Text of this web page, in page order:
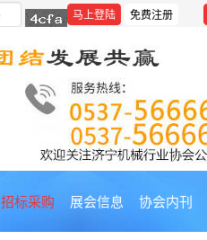
招标采购 展会信息 协会内刊